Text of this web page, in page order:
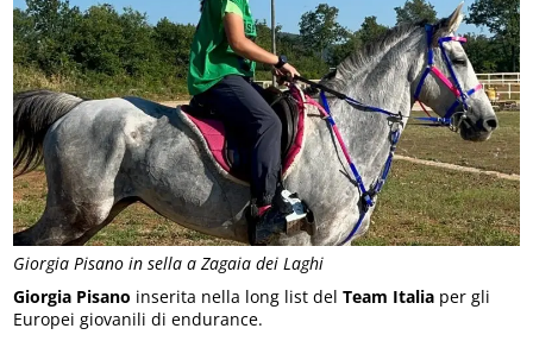
Giorgia Pisano in sella a Zagaia dei Laghi
Giorgia Pisano inserita nella long list delTeam Italia per gli
Europei giovanili di endurance.